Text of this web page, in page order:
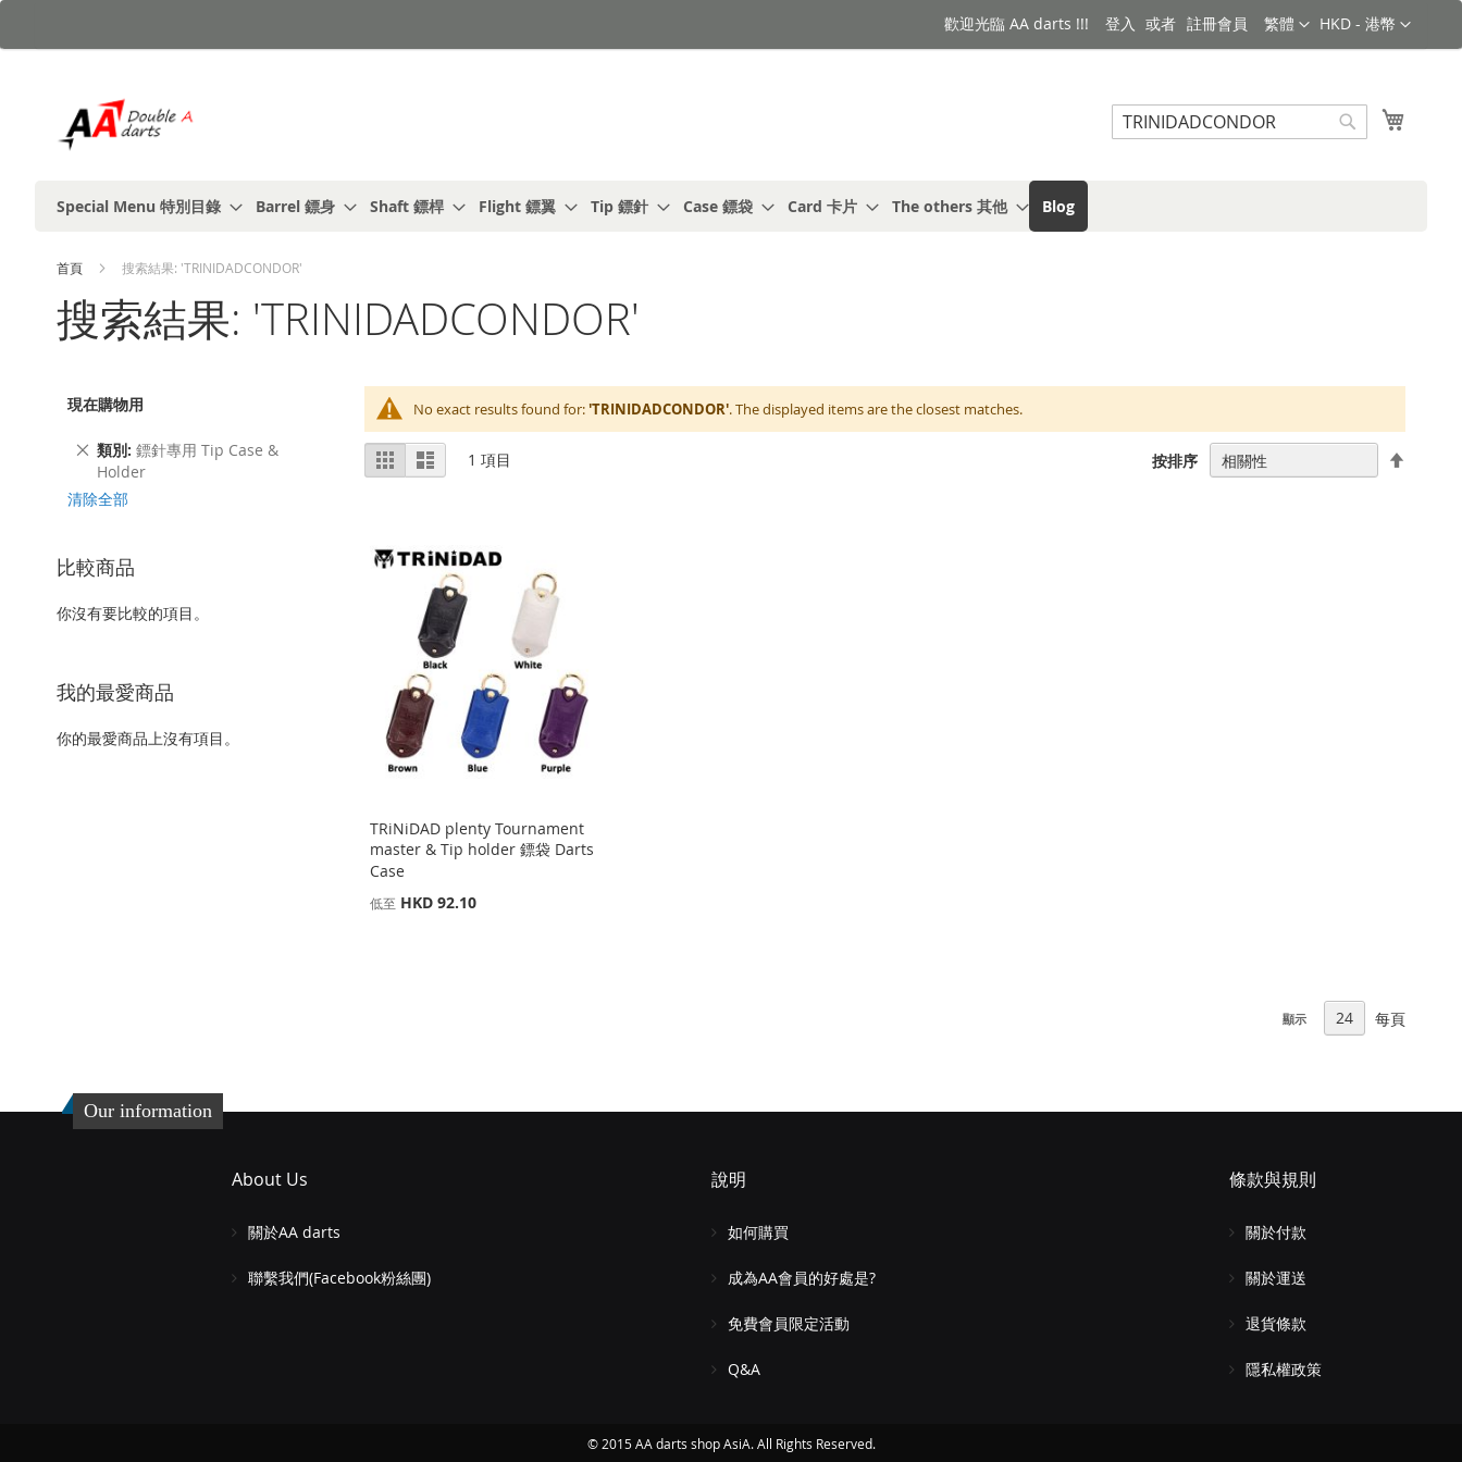
到
金額
HKD - 港幣
語言
繁體
歡迎光臨 AA darts !!! 登入 註冊會員
搜索
Special Menu 特別目錄
Barrel 鏢身 Shaft 鏢桿 Flight 鏢翼 Tip 鏢針 Case 鏢袋 Card 卡片 The others 其他 Blog
首頁 搜索結果: 'TRINIDADCONDOR'
搜索結果: 'TRINIDADCONDOR'
No exact results found for:'TRINIDADCONDOR'. The displayed items are the closest matches.
視
圖
%1
及
列
表
1 項目 按排序
TRiNiDAD plenty Tournament
master & Tip holder 鏢袋 Darts
Case
低至 HKD 92.10
收
並
顯示 每頁
現在購物用
類別 鏢針專用 Tip Case &
Holder
刪
除
該
項
清除全部
比較商品
你沒有要比較的項目。
我的最愛商品
你的最愛商品上沒有項目。
Our information
About Us
關於AA darts
聯繫我們(Facebook粉絲團)
說明
如何購買
成為AA會員的好處是?
免費會員限定活動
Q&A
條款與規則
關於付款
關於運送
退貨條款
隱私權政策
© 2015 AA darts shop AsiA. All Rights Reserved.